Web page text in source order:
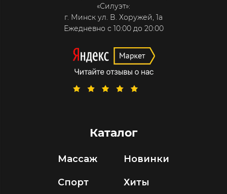
«Силуэт»:
г. Минск ул. В. Хоружей, 1а
Ежедневно с 10:00 до 20:00
Каталог
Массаж
Спорт
Новинки
Хиты